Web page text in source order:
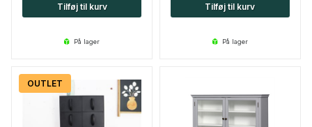
Tilføj til kurv
på lager
Tilføj til kurv
på lager
OUTLET